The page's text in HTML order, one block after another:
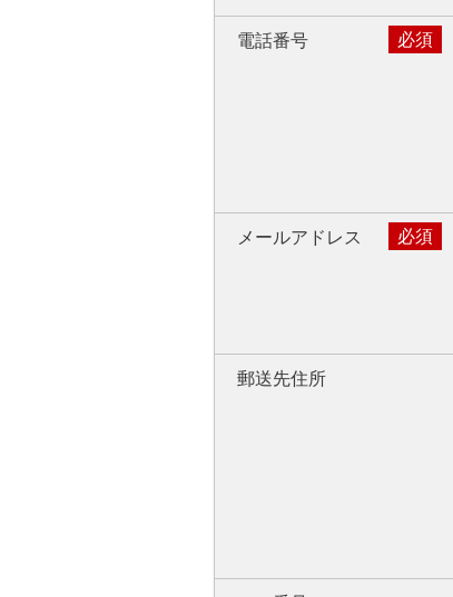
必須
電話番号
必須
メールアドレス
郵送先住所